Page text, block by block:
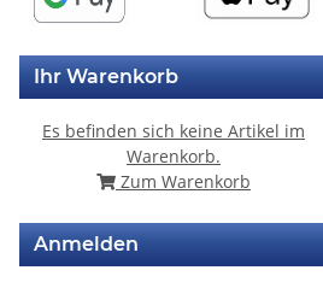
Ihr Warenkorb
Es befinden sich keine Artikel im
Warenkorb.
Zum Warenkorb
Anmelden